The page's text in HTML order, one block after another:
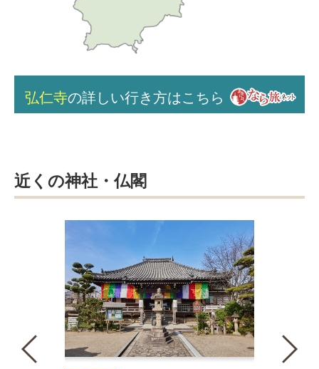
弘仁寺の詳しい行き方はこちら
近くの神社・仏閣